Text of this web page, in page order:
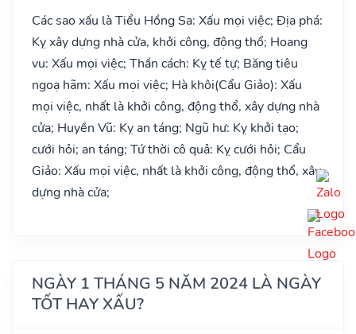
Các sao xấu là Tiểu Hồng Sa: Xấu mọi việc; Địa phá:
Kỵ xây dựng nhà cửa, khởi công, động thổ; Hoang
vu: Xấu mọi việc; Thần cách: Kỵ tế tự; Băng tiêu
ngoạ hãm: Xấu mọi việc; Hà khôi(Cẩu Giảo): Xấu
mọi việc, nhất là khởi công, động thổ, xây dựng nhà
cửa; Huyền Vũ: Kỵ an táng; Ngũ hư: Kỵ khởi tạo;
cưới hỏi; an táng; Tứ thời cô quả: Kỵ cưới hỏi; Cẩu
Giảo: Xấu mọi việc, nhất là khởi công, động thổ, xây
dựng nhà cửa;
NGÀY 1 THÁNG 5 NĂM 2024 LÀ NGÀY
TỐT HAY XẤU?